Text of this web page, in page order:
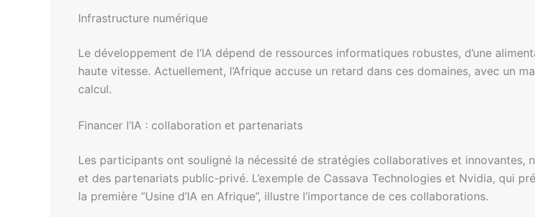
Infrastructure numérique
Le développement de l’IA dépend de ressources informatiques robustes, d’une
haute vitesse. Actuellement, l’Afrique accuse un retard dans ces domaines, avec un
calcul.
Financer l’IA : collaboration et partenariats
Les participants ont souligné la nécessité de stratégies collaboratives et innovantes,
et des partenariats public-privé. L’exemple de Cassava Technologies et Nvidia, qui
la première “Usine d’IA en Afrique”, illustre l’importance de ces collaborations.